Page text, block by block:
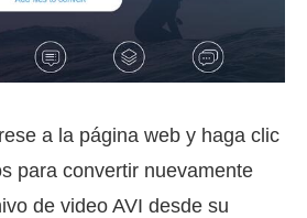
a la página web y haga clic
para convertir nuevamente
de video AVI desde su